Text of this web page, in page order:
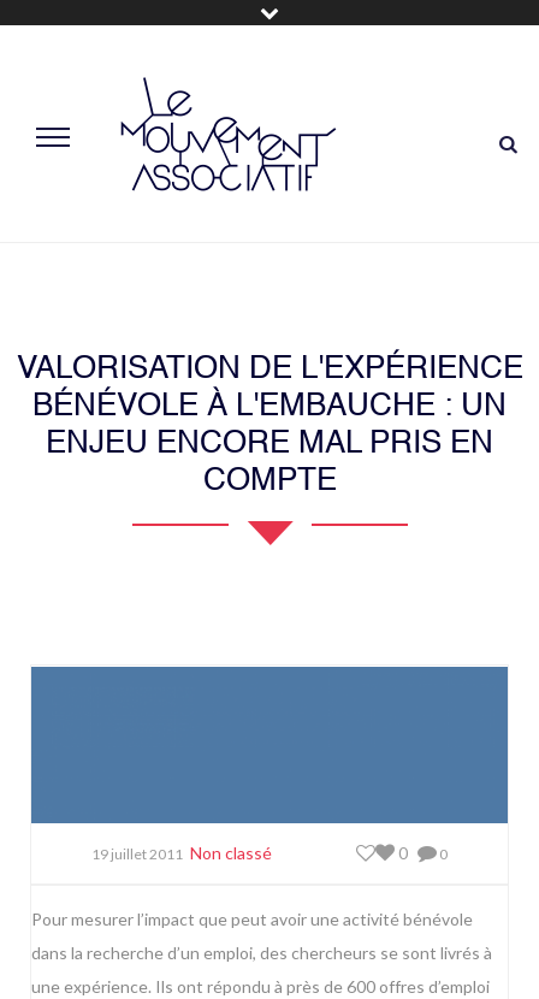
VALORISATION DE L'EXPÉRIENCE
BÉNÉVOLE À L'EMBAUCHE : UN
ENJEU ENCORE MAL PRIS EN
COMPTE
19 juillet 2011 Non classé 0
0
Pour mesurer l’impact que peut avoir une activité bénévole
dans la recherche d’un emploi, des chercheurs se sont livrés à
une expérience. Ils ont répondu à près de 600 offres d’emploi